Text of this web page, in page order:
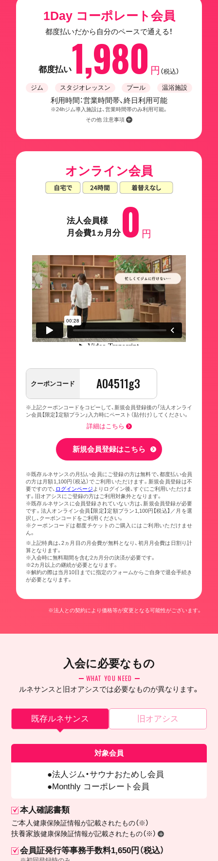
1Day コーポレート会員
都度払いだから自分のペースで通える！
都度払い1,980 円 （税込）
ジム スタジオレッスン プール 温浴施設
利用時間：営業時間帯、終日利用可能
※24hジム導入施設は、営業時間帯のみ利用可能。
その他 注意事項
オンライン会員
法人会員様
月会費1ヵ月分0 円
クーポンコード A04511g3
※上記クーポンコードをコピーして、新規会員登録後の「法人オンライ
ン会員【限定】定額プラン」入力時にペースト（貼付け）してください。
詳細はこちら
新規会員登録はこちら
※既存ルネサンスの月払い会員にご登録の方は無料で、都度払い会員
の方は月額1,100円（税込）でご利用いただけます。新規会員登録は不
要ですので、 ログインページ よりログイン後、すぐにご利用いただけま
す。旧オアシスにご登録の方はご利用対象外となります。
※既存ルネサンスに会員登録されていない方は、新規会員登録が必要
です。法人オンライン会員【限定】定額プラン1,100円【税込】／月を選
択し、クーポンコードをご利用ください。
※クーポンコードは都度チケットのご購入にはご利用いただけませ
ん。
※上記特典は、2ヵ月目の月会費が無料となり、初月月会費は日割り計
算となります。
※入会時に無料期間を含む2カ月分の決済が必要です。
※2カ月以上の継続が必要となります。
※解約の際は当月10日までに指定のフォームからご自身で退会手続き
が必要となります。
※法人との契約により価格等が変更となる可能性がございます。
入会に必要なもの
WHAT YOU NEED
ルネサンスと旧オアシスでは必要なものが異なります。
既存ルネサンス 旧オアシス
対象会員
法人ジム・サウナおためし会員
Monthly コーポレート会員
本人確認書類
ご本人健康保険証情報が記載されたもの（※）
扶養家族健康保険証情報が記載されたもの（※）
会員証発行等事務手数料1,650円（税込）